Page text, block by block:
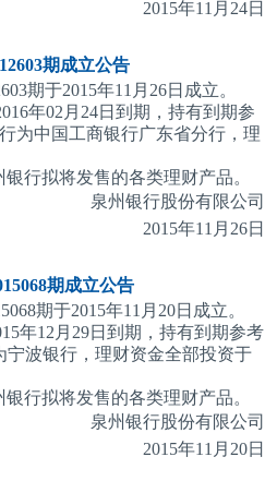
2015年11月24日
期成立公告
期于2015年11月26日成立。
年02月24日到期，持有到期参
为中国工商银行广东省分行，理
行拟将发售的各类理财产品。
泉州银行股份有限公司
2015年11月26日
期成立公告
期于2015年11月20日成立。
年12月29日到期，持有到期参考
宁波银行，理财资金全部投资于
行拟将发售的各类理财产品。
泉州银行股份有限公司
2015年11月20日